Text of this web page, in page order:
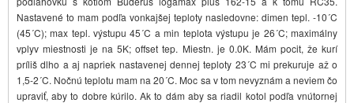
Nastavené to mam podľa vonkajšej teploty nasledovne: dimen tepl. -10´C
(45´C); max tepl. výstupu 45´C a min teplota výstupu je 26´C; maximálny
vplyv miestnosti je na 5K; offset tep. Miestn. je 0.0K. Mám pocit, že kurí
príliš dlho a aj napriek nastavenej dennej teploty 23´C mi prekuruje až o
1,5-2´C. Nočnú teplotu mam na 20´C. Moc sa v tom nevyznám a neviem čo
upraviť, aby to dobre kúrilo. Ak to dám aby sa riadil kotol podľa vnútornej